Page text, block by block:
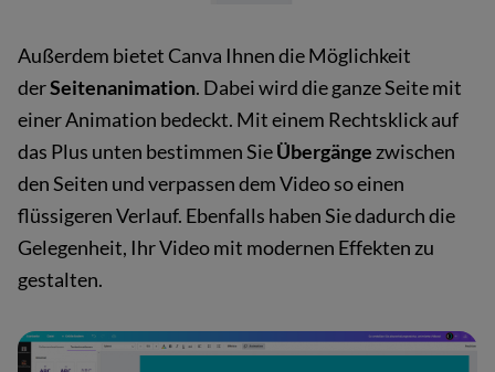
Außerdem bietet Canva Ihnen die Möglichkeit
derSeitenanimation. Dabei wird die ganze Seite mit
einer Animation bedeckt. Mit einem Rechtsklick auf
das Plus unten bestimmen SieÜbergänge zwischen
den Seiten und verpassen dem Video so einen
flüssigeren Verlauf. Ebenfalls haben Sie dadurch die
Gelegenheit, Ihr Video mit modernen Effekten zu
gestalten.